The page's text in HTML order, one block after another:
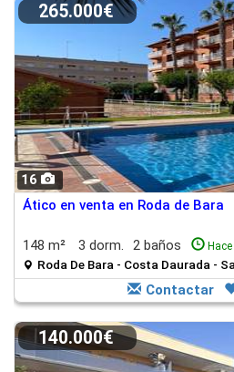
16
265.000€
Ático en venta en Roda de Bara
148 m² 3 dorm. 2 baños
Roda De Bara - Costa Daurada -
Contactar
140.000€